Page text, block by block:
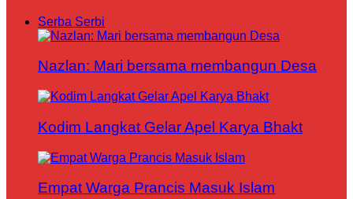
Serba Serbi
Nazlan: Mari bersama membangun Desa
Kodim Langkat Gelar Apel Karya Bhakt
Empat Warga Prancis Masuk Islam